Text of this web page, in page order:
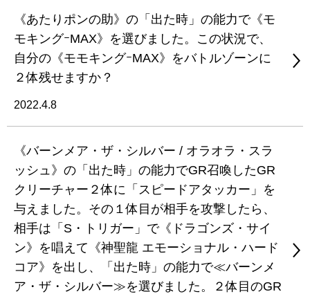
《あたりポンの助》の「出た時」の能力で《モ
モキングｰMAX》を選びました。この状況で、
自分の《モモキングｰMAX》をバトルゾーンに
２体残せますか？
2022.4.8
《バーンメア・ザ・シルバー / オラオラ・スラ
ッシュ》の「出た時」の能力でGR召喚したGR
クリーチャー２体に「スピードアタッカー」を
与えました。その１体目が相手を攻撃したら、
相手は「S・トリガー」で《ドラゴンズ・サイ
ン》を唱えて《神聖龍 エモーショナル・ハード
コア》を出し、「出た時」の能力で≪バーンメ
ア・ザ・シルバー≫を選びました。２体目のGR